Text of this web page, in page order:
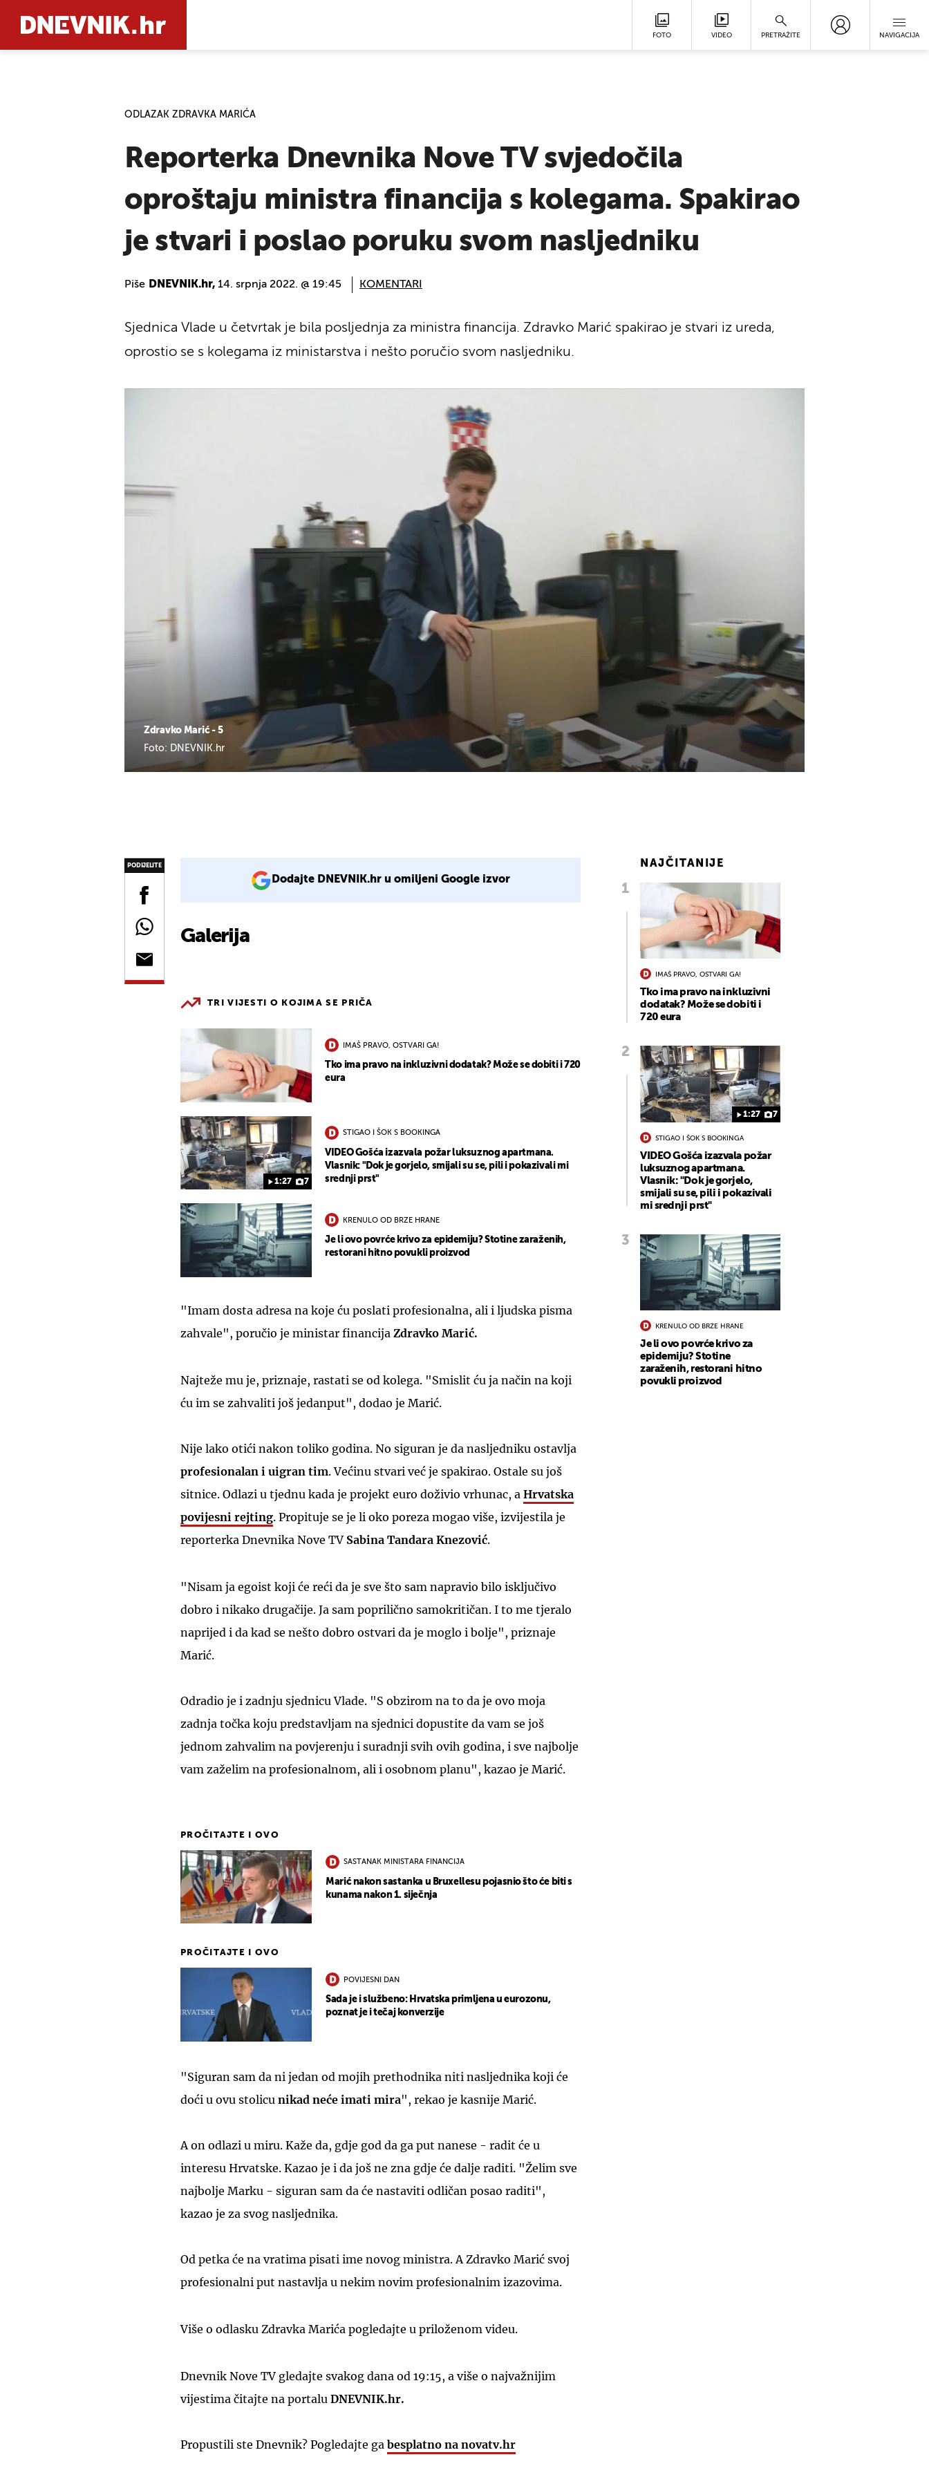
FOTO VIDEO PRETRAŽITE NAVIGACIJA
ODLAZAK ZDRAVKA MARIĆA
Reporterka Dnevnika Nove TV svjedočila
oproštaju ministra financija s kolegama. Spakirao
je stvari i poslao poruku svom nasljedniku
Piše DNEVNIK.hr, 14. srpnja 2022. @ 19:45 KOMENTARI
Zdravko Marić - 5
Foto: DNEVNIK.hr
Sjednica Vlade u četvrtak je bila posljednja za ministra financija. Zdravko Marić spakirao je stvari iz ureda,
oprostio se s kolegama iz ministarstva i nešto poručio svom nasljedniku.
PODIJELITE
Dodajte DNEVNIK.hr u omiljeni Google izvor
Galerija
TRI VIJESTI O KOJIMA SE PRIČA
IMAŠ PRAVO, OSTVARI GA!
Tko ima pravo na inkluzivni dodatak? Može se dobiti i 720
eura
1:27 7
STIGAO I ŠOK S BOOKINGA
VIDEO Gošća izazvala požar luksuznog apartmana.
Vlasnik: "Dok je gorjelo, smijali su se, pili i pokazivali mi
srednji prst"
KRENULO OD BRZE HRANE
Je li ovo povrće krivo za epidemiju? Stotine zaraženih,
restorani hitno povukli proizvod
"Imam dosta adresa na koje ću poslati profesionalna, ali i ljudska pisma
zahvale", poručio je ministar financija Zdravko Marić.
Najteže mu je, priznaje, rastati se od kolega. "Smislit ću ja način na koji
ću im se zahvaliti još jedanput", dodao je Marić.
Nije lako otići nakon toliko godina. No siguran je da nasljedniku ostavlja
profesionalan i uigran tim. Većinu stvari već je spakirao. Ostale su još
sitnice. Odlazi u tjednu kada je projekt euro doživio vrhunac, a Hrvatska
povijesni rejting. Propituje se je li oko poreza mogao više, izvijestila je
reporterka Dnevnika Nove TV Sabina Tandara Knezović.
"Nisam ja egoist koji će reći da je sve što sam napravio bilo isključivo
dobro i nikako drugačije. Ja sam poprilično samokritičan. I to me tjeralo
naprijed i da kad se nešto dobro ostvari da je moglo i bolje", priznaje
Marić.
Odradio je i zadnju sjednicu Vlade. "S obzirom na to da je ovo moja
zadnja točka koju predstavljam na sjednici dopustite da vam se još
jednom zahvalim na povjerenju i suradnji svih ovih godina, i sve najbolje
vam zaželim na profesionalnom, ali i osobnom planu", kazao je Marić.
PROČITAJTE I OVO
SASTANAK MINISTARA FINANCIJA
Marić nakon sastanka u Bruxellesu pojasnio što će biti s
kunama nakon 1. siječnja
PROČITAJTE I OVO
POVIJESNI DAN
Sada je i službeno: Hrvatska primljena u eurozonu,
poznat je i tečaj konverzije
"Siguran sam da ni jedan od mojih prethodnika niti nasljednika koji će
doći u ovu stolicu nikad neće imati mira", rekao je kasnije Marić.
A on odlazi u miru. Kaže da, gdje god da ga put nanese - radit će u
interesu Hrvatske. Kazao je i da još ne zna gdje će dalje raditi. "Želim sve
najbolje Marku - siguran sam da će nastaviti odličan posao raditi",
kazao je za svog nasljednika.
Od petka će na vratima pisati ime novog ministra. A Zdravko Marić svoj
profesionalni put nastavlja u nekim novim profesionalnim izazovima.
Više o odlasku Zdravka Marića pogledajte u priloženom videu.
Dnevnik Nove TV gledajte svakog dana od 19:15, a više o najvažnijim
vijestima čitajte na portalu DNEVNIK.hr.
Propustili ste Dnevnik? Pogledajte ga besplatno na novatv.hr
NAJČITANIJE
IMAŠ PRAVO, OSTVARI GA!
Tko ima pravo na inkluzivni
dodatak? Može se dobiti i
720 eura
1:27 7
STIGAO I ŠOK S BOOKINGA
VIDEO Gošća izazvala požar
luksuznog apartmana.
Vlasnik: "Dok je gorjelo,
smijali su se, pili i pokazivali
mi srednji prst"
KRENULO OD BRZE HRANE
Je li ovo povrće krivo za
epidemiju? Stotine
zaraženih, restorani hitno
povukli proizvod